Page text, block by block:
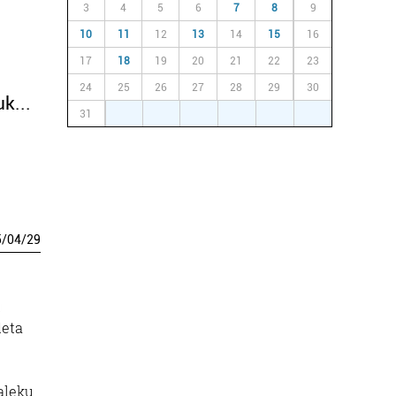
/04/29
3 4 5 6 7 8 9
10 11 12 13 14 15 16
17 18 19 20 21 22 23
24 25 26 27 28 29 30
31